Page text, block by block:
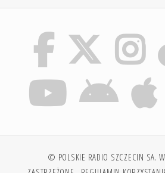
© POLSKIE RADIO SZCZECIN SA.